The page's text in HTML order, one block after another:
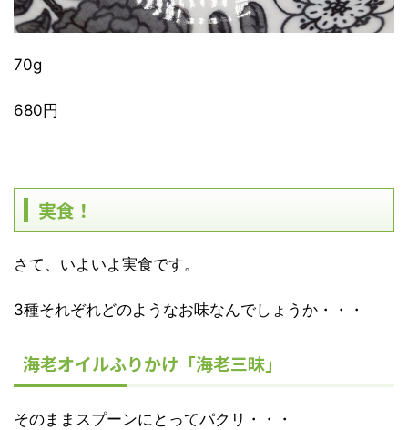
70g
680円
実食！
さて、いよいよ実食です。
3種それぞれどのようなお味なんでしょうか・・・
海老オイルふりかけ「海老三昧」
そのままスプーンにとってパクリ・・・